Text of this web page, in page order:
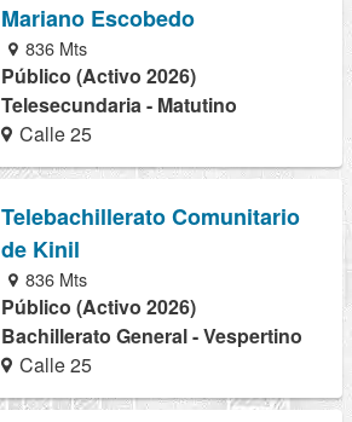
Mariano Escobedo
836 Mts
Público (Activo 2026)
Telesecundaria - Matutino
Calle 25
Telebachillerato Comunitario
de Kinil
836 Mts
Público (Activo 2026)
Bachillerato General - Vespertino
Calle 25